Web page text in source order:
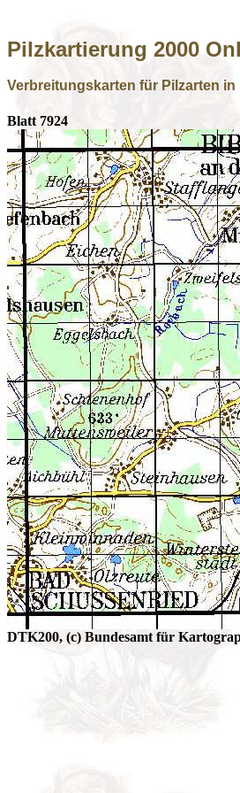
Pilzkartierung 2000
Verbreitungskarten für Pilzarten
Blatt 7924
DTK200, (c) Bundesamt für